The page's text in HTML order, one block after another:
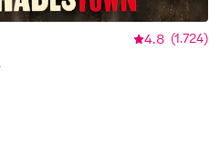
4.8 (1.724)